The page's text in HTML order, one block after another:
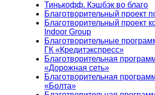
Тинькофф. Кэшбэк во благо
Благотворительный проект
Благотворительный проект
Indoor Group
Благотворительные
ГК «Кредитэкспресс»
Благотворительная
«Дорожная сеть»
Благотворительная
«Болта»